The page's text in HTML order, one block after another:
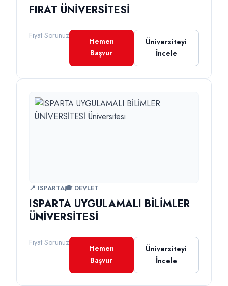
FIRAT ÜNİVERSİTESİ
Fiyat Sorunuz
Hemen
Başvur
Üniversiteyi
İncele
📍 ISPARTA🎓 DEVLET
ISPARTA UYGULAMALI BİLİMLER
ÜNİVERSİTESİ
Fiyat Sorunuz
Hemen
Başvur
Üniversiteyi
İncele